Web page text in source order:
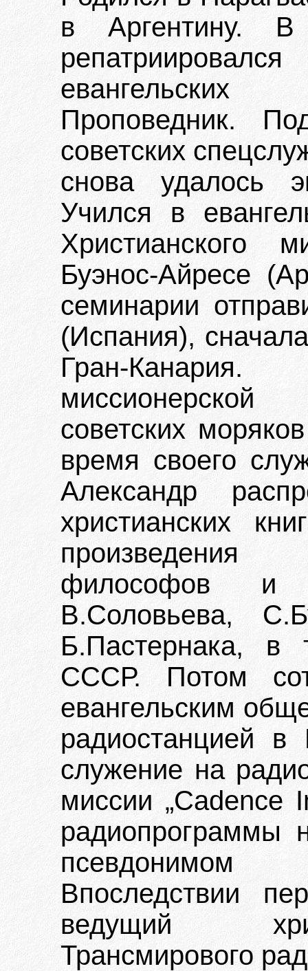
в Аргентину.
Проповедник.
советских
снова удалось
Учился в
Христианского
Буэнос-Айресе
семинарии
(Испания),
Гран-
советских
время своего
Александр
христианских
произведения
философов и
В.Соловьева,
Б.Пастернака,
СССР. Потом
евангельским
радиостанцией в
служение на
миссии „Cadence
радиопрограммы
псевдонимом
Впоследствии
ведущий
Трансмирового